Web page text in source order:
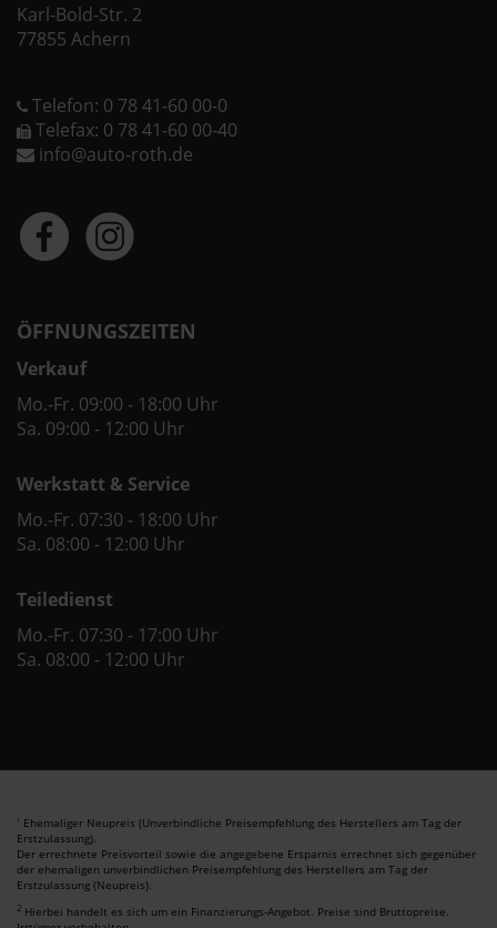
Karl-Bold-Str. 2
77855 Achern
Telefon: 0 78 41-60 00-0
Telefax: 0 78 41-60 00-40
info@auto-roth.de
ÖFFNUNGSZEITEN
Verkauf
Mo.-Fr. 09:00 - 18:00 Uhr
Sa. 09:00 - 12:00 Uhr
Werkstatt & Service
Mo.-Fr. 07:30 - 18:00 Uhr
Sa. 08:00 - 12:00 Uhr
Teiledienst
Mo.-Fr. 07:30 - 17:00 Uhr
Sa. 08:00 - 12:00 Uhr
1 Ehemaliger Neupreis (Unverbindliche Preisempfehlung des Herstellers am Tag der
Erstzulassung).
Der errechnete Preisvorteil sowie die angegebene Ersparnis errechnet sich gegenüber
der ehemaligen unverbindlichen Preisempfehlung des Herstellers am Tag der
Erstzulassung (Neupreis).
2 Hierbei handelt es sich um ein Finanzierungs-Angebot. Preise sind Bruttopreise.